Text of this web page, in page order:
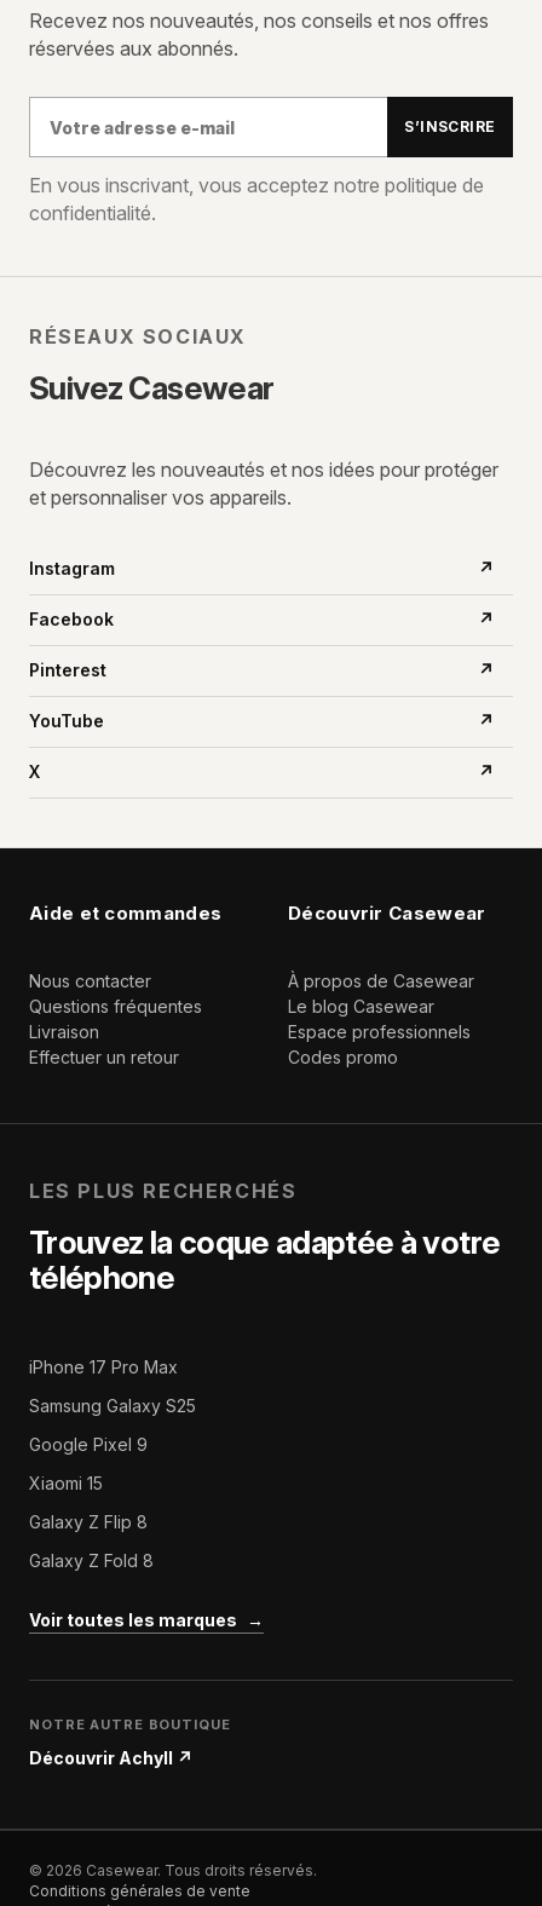
Recevez nos nouveautés, nos conseils et nos offres
réservées aux abonnés.
e-
mail
S’INSCRIRE
En vous inscrivant, vous acceptez notre politique de
confidentialité.
RÉSEAUX SOCIAUX
Suivez Casewear
Découvrez les nouveautés et nos idées pour protéger
et personnaliser vos appareils.
Instagram ↗
Facebook ↗
Pinterest ↗
YouTube ↗
X ↗
Aide et commandes
Nous contacter
Questions fréquentes
Livraison
Effectuer un retour
Découvrir Casewear
À propos de Casewear
Le blog Casewear
Espace professionnels
Codes promo
LES PLUS RECHERCHÉS
Trouvez la coque adaptée à votre
téléphone
iPhone 17 Pro Max
Samsung Galaxy S25
Google Pixel 9
Xiaomi 15
Galaxy Z Flip 8
Galaxy Z Fold 8
Voir toutes les marques →
NOTRE AUTRE BOUTIQUE
Découvrir Achyll ↗
© 2026 Casewear. Tous droits réservés.
Conditions générales de vente